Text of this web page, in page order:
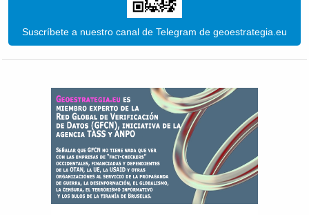
Suscríbete a nuestro canal de Telegram de geoestrategia.eu